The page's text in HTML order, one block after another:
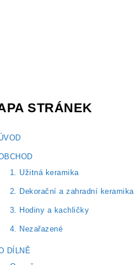
STRÁNEK
1. Užitná keramika
2. Dekorační a zahradní keramika
3. Hodiny a kachličky
4. Nezařazené
DÍLNĚ